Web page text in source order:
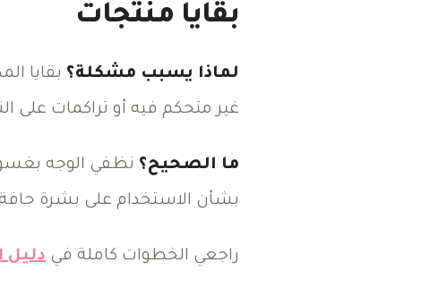
بقايا منتجات
لماذا يسبب مشكلة؟ بقايا
غير متحكم فيه أو تراكمات على
ما الصحيح؟ نظفي الوجه
بشأن الاستخدام على بشرة
راجعي الخطوات كاملة في دليل